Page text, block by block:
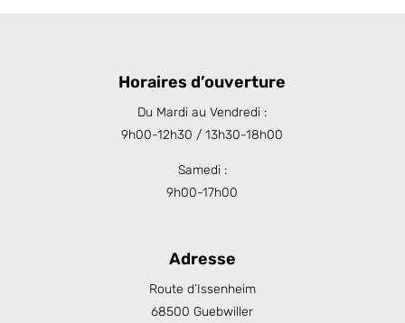
Horaires d’ouverture
Du Mardi au Vendredi :
9h00-12h30 / 13h30-18h00
Samedi :
9h00-17h00
Adresse
Route d’Issenheim
68500 Guebwiller